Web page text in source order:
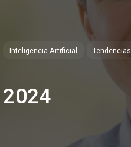
Inteligencia Artificial Tendencias